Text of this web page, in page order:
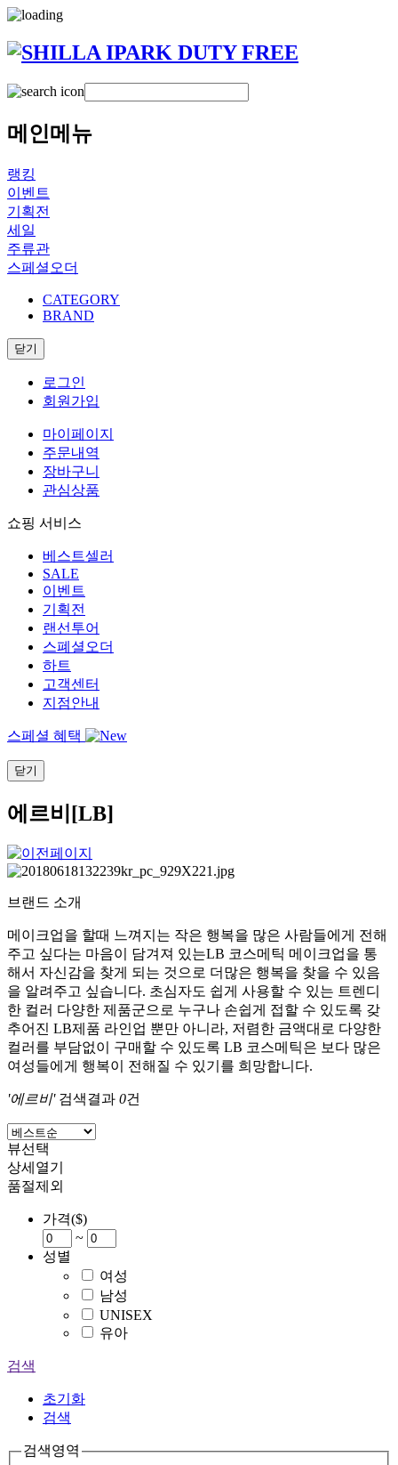
메인메뉴
랭킹
이벤트
기획전
세일
주류관
스페셜오더
CATEGORY
BRAND
닫기
로그인
회원가입
마이페이지
주문내역
장바구니
관심상품
쇼핑 서비스
베스트셀러
SALE
이벤트
기획전
랜선투어
스폐셜오더
하트
고객센터
지점안내
스페셜 혜택
닫기
에르비[LB]
브랜드 소개
메이크업을 할때 느껴지는 작은 행복을 많은 사람들에게 전해
주고 싶다는 마음이 담겨져 있는LB 코스메틱 메이크업을 통
해서 자신감을 찾게 되는 것으로 더많은 행복을 찾을 수 있음
을 알려주고 싶습니다. 초심자도 쉽게 사용할 수 있는 트렌디
한 컬러 다양한 제품군으로 누구나 손쉽게 접할 수 있도록 갖
추어진 LB제품 라인업 뿐만 아니라, 저렴한 금액대로 다양한
컬러를 부담없이 구매할 수 있도록 LB 코스메틱은 보다 많은
여성들에게 행복이 전해질 수 있기를 희망합니다.
'에르비'검색결과 0건
뷰선택
상세열기
품절제외
가격($)
~
성별
여성
남성
UNISEX
유아
검색
초기화
검색
검색영역